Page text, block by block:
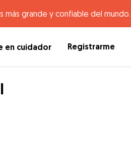
grande y confiable del mundo.
en cuidador Registrarme